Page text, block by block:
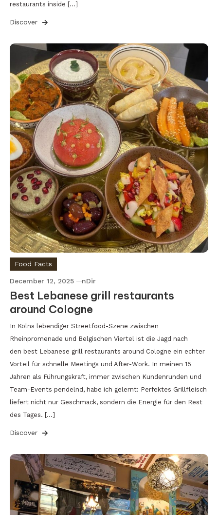
restaurants inside […]
Discover
Food Facts
December 12, 2025 nDir
Best Lebanese grill restaurants
around Cologne
In Kölns lebendiger Streetfood-Szene zwischen
Rheinpromenade und Belgischen Viertel ist die Jagd nach
den best Lebanese grill restaurants around Cologne ein echter
Vorteil für schnelle Meetings und After-Work. In meinen 15
Jahren als Führungskraft, immer zwischen Kundenrunden und
Team-Events pendelnd, habe ich gelernt: Perfektes Grillfleisch
liefert nicht nur Geschmack, sondern die Energie für den Rest
des Tages. […]
Discover